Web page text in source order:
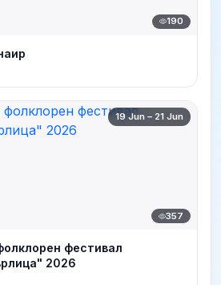
190
19 Jun – 21 Jun
357
фестивал
2026